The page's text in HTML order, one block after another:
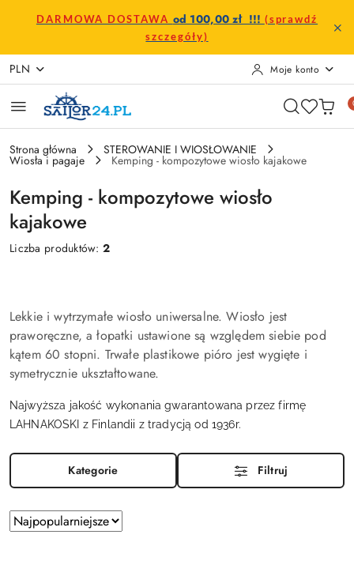
Przejdź do treści głównej
Przejdź do wyszukiwarki
Przejdź do moje konto
Przejdź do menu głównego
Przejdź do stopki
DARMOWA DOSTAWA od 100,00 zł !!! (sprawdź
szczegóły)
PLN Moje konto
Strona główna STEROWANIE I WIOSŁOWANIE
Wiosła i pagaje Kemping - kompozytowe wiosło kajakowe
Kemping - kompozytowe wiosło
kajakowe
Liczba produktów:2
Lekkie i wytrzymałe wiosło uniwersalne. Wiosło jest
praworęczne, a łopatki ustawione są względem siebie pod
kątem 60 stopni. Trwałe plastikowe pióro jest wygięte i
symetrycznie ukształtowane.
Najwyższa jakość wykonania gwarantowana przez firmę
LAHNAKOSKI z Finlandii z tradycją od 1936r.
Kategorie Filtruj
Zastosowano
sortowanie:
Sortuj
według